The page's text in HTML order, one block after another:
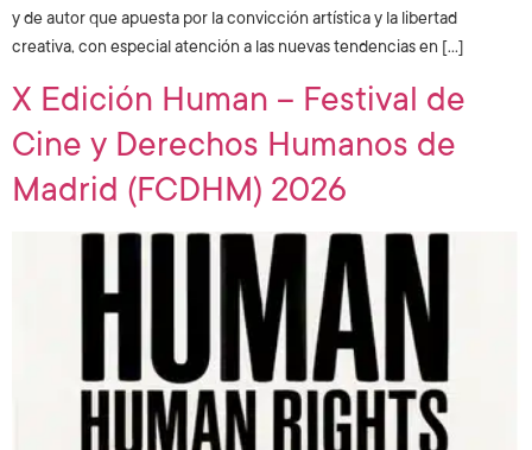
y de autor que apuesta por la convicción artística y la libertad
creativa, con especial atención a las nuevas tendencias en […]
X Edición Human – Festival de
Cine y Derechos Humanos de
Madrid (FCDHM) 2026